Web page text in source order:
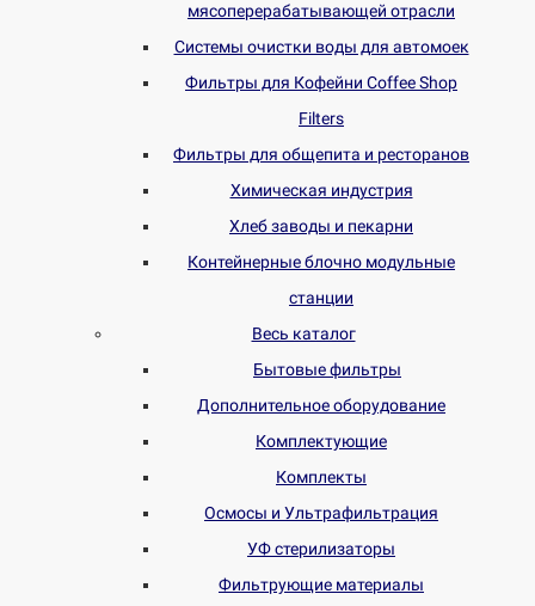
мясоперерабатывающей отрасли
Системы очистки воды для автомоек
Фильтры для Кофейни Coffee Shop
Filters
Фильтры для общепита и ресторанов
Химическая индустрия
Хлеб заводы и пекарни
Контейнерные блочно модульные
станции
Весь каталог
Бытовые фильтры
Дополнительное оборудование
Комплектующие
Комплекты
Осмосы и Ультрафильтрация
УФ стерилизаторы
Фильтрующие материалы